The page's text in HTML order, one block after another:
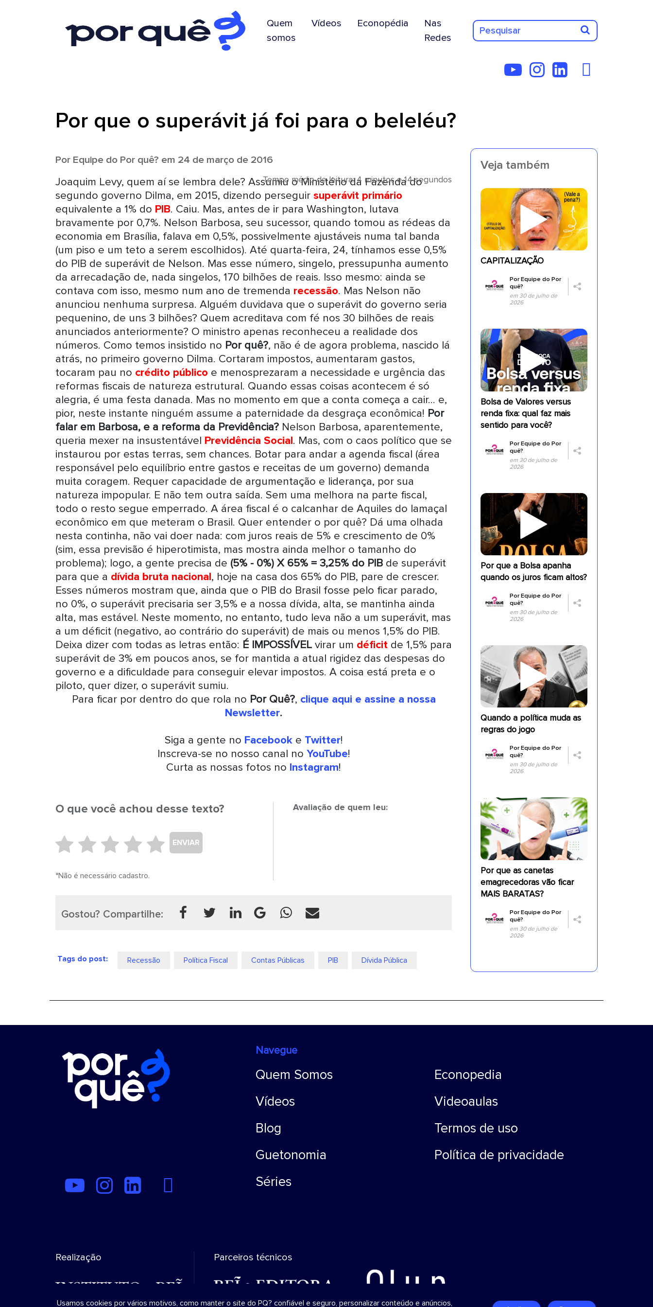
Quem
somos
Vídeos Econopédia
Nas
Redes
Por que o superávit já foi para o beleléu?
Por Equipe do Por quê? em 24 de março de 2016
Tempo médio de leitura: 4 minutos e 14 segundos
Joaquim Levy, quem aí se lembra dele? Assumiu o Ministério da Fazenda do
segundo governo Dilma, em 2015, dizendo perseguir superávit primário
equivalente a 1% do PIB. Caiu. Mas, antes de ir para Washington, lutava
bravamente por 0,7%. Nelson Barbosa, seu sucessor, quando tomou as rédeas da
economia em Brasília, falava em 0,5%, possivelmente ajustáveis numa tal banda
(um piso e um teto a serem escolhidos). Até quarta-feira, 24, tínhamos esse 0,5%
do PIB de superávit de Nelson. Mas esse número, singelo, pressupunha aumento
da arrecadação de, nada singelos, 170 bilhões de reais. Isso mesmo: ainda se
contava com isso, mesmo num ano de tremenda recessão. Mas Nelson não
anunciou nenhuma surpresa. Alguém duvidava que o superávit do governo seria
pequenino, de uns 3 bilhões? Quem acreditava com fé nos 30 bilhões de reais
anunciados anteriormente? O ministro apenas reconheceu a realidade dos
números. Como temos insistido no Por quê?, não é de agora problema, nascido lá
atrás, no primeiro governo Dilma. Cortaram impostos, aumentaram gastos,
tocaram pau no crédito público e menosprezaram a necessidade e urgência das
reformas fiscais de natureza estrutural. Quando essas coisas acontecem é só
alegria, é uma festa danada. Mas no momento em que a conta começa a cair... e,
pior, neste instante ninguém assume a paternidade da desgraça econômica! Por
falar em Barbosa, e a reforma da Previdência? Nelson Barbosa, aparentemente,
queria mexer na insustentável Previdência Social. Mas, com o caos político que se
instaurou por estas terras, sem chances. Botar para andar a agenda fiscal (área
responsável pelo equilíbrio entre gastos e receitas de um governo) demanda
muita coragem. Requer capacidade de argumentação e liderança, por sua
natureza impopular. E não tem outra saída. Sem uma melhora na parte fiscal,
todo o resto segue emperrado. A área fiscal é o calcanhar de Aquiles do lamaçal
econômico em que meteram o Brasil. Quer entender o por quê? Dá uma olhada
nesta continha, não vai doer nada: com juros reais de 5% e crescimento de 0%
(sim, essa previsão é hiperotimista, mas mostra ainda melhor o tamanho do
problema); logo, a gente precisa de (5% - 0%) X 65% = 3,25% do PIB de superávit
para que a dívida bruta nacional, hoje na casa dos 65% do PIB, pare de crescer.
Esses números mostram que, ainda que o PIB do Brasil fosse pelo ficar parado,
no 0%, o superávit precisaria ser 3,5% e a nossa dívida, alta, se mantinha ainda
alta, mas estável. Neste momento, no entanto, tudo leva não a um superávit, mas
a um déficit (negativo, ao contrário do superávit) de mais ou menos 1,5% do PIB.
Deixa dizer com todas as letras então: É IMPOSSÍVEL virar um déficit de 1,5% para
superávit de 3% em poucos anos, se for mantida a atual rigidez das despesas do
governo e a dificuldade para conseguir elevar impostos. A coisa está preta e o
piloto, quer dizer, o superávit sumiu.
Para ficar por dentro do que rola no Por Quê?, clique aqui e assine a nossa
Newsletter.
Siga a gente no Facebooke Twitter!
Inscreva-se no nosso canal no YouTube!
Curta as nossas fotos no Instagram!
O que você achou desse texto?
ENVIAR
*Não é necessário cadastro.
Avaliação de quem leu:
Gostou? Compartilhe:
Tags do post: Recessão Política Fiscal Contas Públicas PIB Dívida Pública
Veja também
CAPITALIZAÇÃO
PorEquipe do Por
quê?
em 30 de julho de
2026
Bolsa de Valores versus
renda fixa: qual faz mais
sentido para você?
PorEquipe do Por
quê?
em 30 de julho de
2026
Por que a Bolsa apanha
quando os juros ficam altos?
PorEquipe do Por
quê?
em 30 de julho de
2026
Quando a política muda as
regras do jogo
PorEquipe do Por
quê?
em 30 de julho de
2026
Por que as canetas
emagrecedoras vão ficar
MAIS BARATAS?
PorEquipe do Por
quê?
em 30 de julho de
2026
Navegue
Quem Somos
Vídeos
Blog
Guetonomia
Séries
Econopedia
Videoaulas
Termos de uso
Política de privacidade
Realização Parceiros técnicos
Usamos cookies por vários motivos, como manter o site do PQ? confiável ​​e seguro, personalizar conteúdo e anúncios,